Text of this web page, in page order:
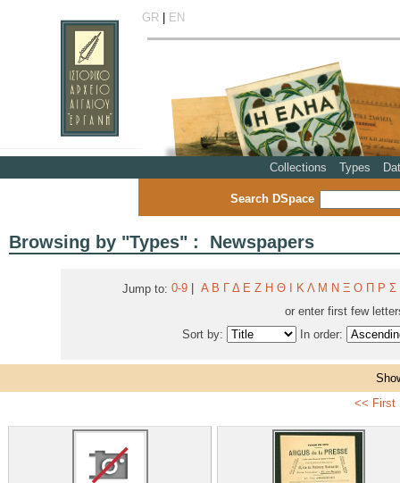
GR| EN
Collections Types
Search DSpace
Browsing by "Types" : Newspapers
Jump to: 0-9 Α Β Γ Δ Ε Ζ Η Θ Κ Λ Μ Ν Ξ Ο Π Ρ Σ
or enter first few
Sort by:
In order:
<< First